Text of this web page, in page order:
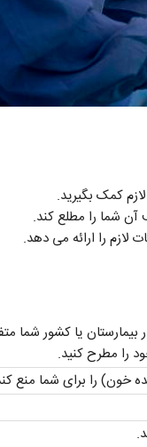
کمک بگیرید.
آن شما را مطلع کند.
را ارائه می دهد.
یا کشور شما
را مطرح کنید.
خون) را برای شما منع